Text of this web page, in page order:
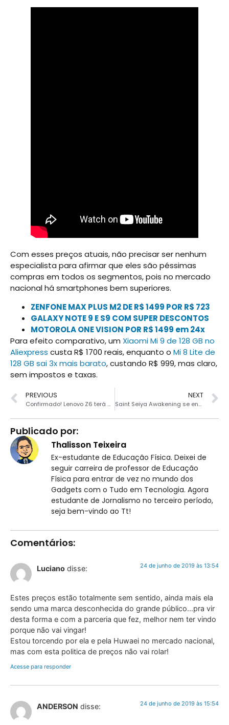
Com esses preços atuais, não precisar ser nenhum
especialista para afirmar que eles são péssimas
compras em todos os segmentos, pois no mercado
nacional há smartphones bem superiores.
ZENFONE MAX PLUS M2 DE R$ 1499 POR R$ 723
GALAXY NOTE 9 E S9 COM SUPER DESCONTOS
MOTOROLA ONE VISION POR R$ 1499 em 24x
Para efeito comparativo, um Xiaomi Mi 9 de 128 GB no
Aliexpress custa R$ 1700 reais, enquanto o Mi 8 Lite de
128 GB sai 3x mais barato, custando R$ 999, mas claro,
sem impostos e taxas.
PREVIOUS
Confirmado! Lenovo Z6 terá processador Snapdragon 730
NEXT
Saint Seiya Awakening se encontra em Beta Test
Publicado por:
Thalisson Teixeira
Ex-estudante de Educação Física. Deixei de
seguir carreira de professor de Educação
Física para entrar de vez no mundo dos
Gadgets com o Tudo em Tecnologia. Agora
estudante de Jornalismo no terceiro período,
seja bem-vindo ao Tt!
Comentários:
Luciano disse: 24 de junho de 2019 às 13:54
Estes preços estão totalmente sem sentido, ainda mais ela
sendo uma marca desconhecida do grande público…pra vir
desta forma e com a parceria que fez, melhor nem ter vindo
porque não vai vingar!
Estou torcendo por ela e pela Huwaei no mercado nacional,
mas com esta politica de preços não vai rolar!
Acesse para responder
ANDERSON disse: 24 de junho de 2019 às 15:54